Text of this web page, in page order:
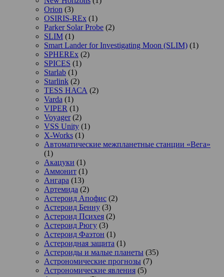
Orion (3)
OSIRIS-REx (1)
Parker Solar Probe (2)
SLIM (1)
Smart Lander for Investigating Moon (SLIM) (1)
SPHEREx (2)
SPICES (1)
Starlab (1)
Starlink (2)
TESS НАСА (2)
Varda (1)
VIPER (1)
Voyager(2)
VSS Unity (1)
X-Works (1)
Автоматические межпланетные станции «Вега»
(1)
Акацуки (1)
Аммонит (1)
Ангара (13)
Артемида (2)
Астероид Апофис (2)
Астероид Бенну (3)
Астероид Психея (2)
Астероид Рюгу (3)
Астероид Фаэтон (1)
Астероидная защита (1)
Астероиды и малые планеты (35)
Астрономические прогнозы (7)
Астрономические явления (5)